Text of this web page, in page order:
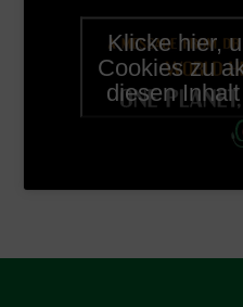
Klicke hier,
Cookies zu
diesen